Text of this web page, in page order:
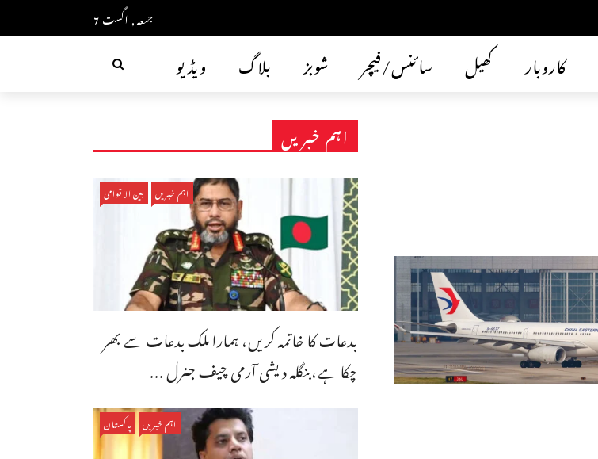
جمعہ, اگست 7
ویڈیو بلاگ شوبز سائنس/فیچر کھیل کاروبار
اہم خبریں
اہم خبریں بین الاقوامی
بدعات کا خاتمہ کریں، ہمارا ملک بدعات سے بھر
چکا ہے،بنگله دیشی آرمی چیف جنرل ...
اہم خبریں پاکستان